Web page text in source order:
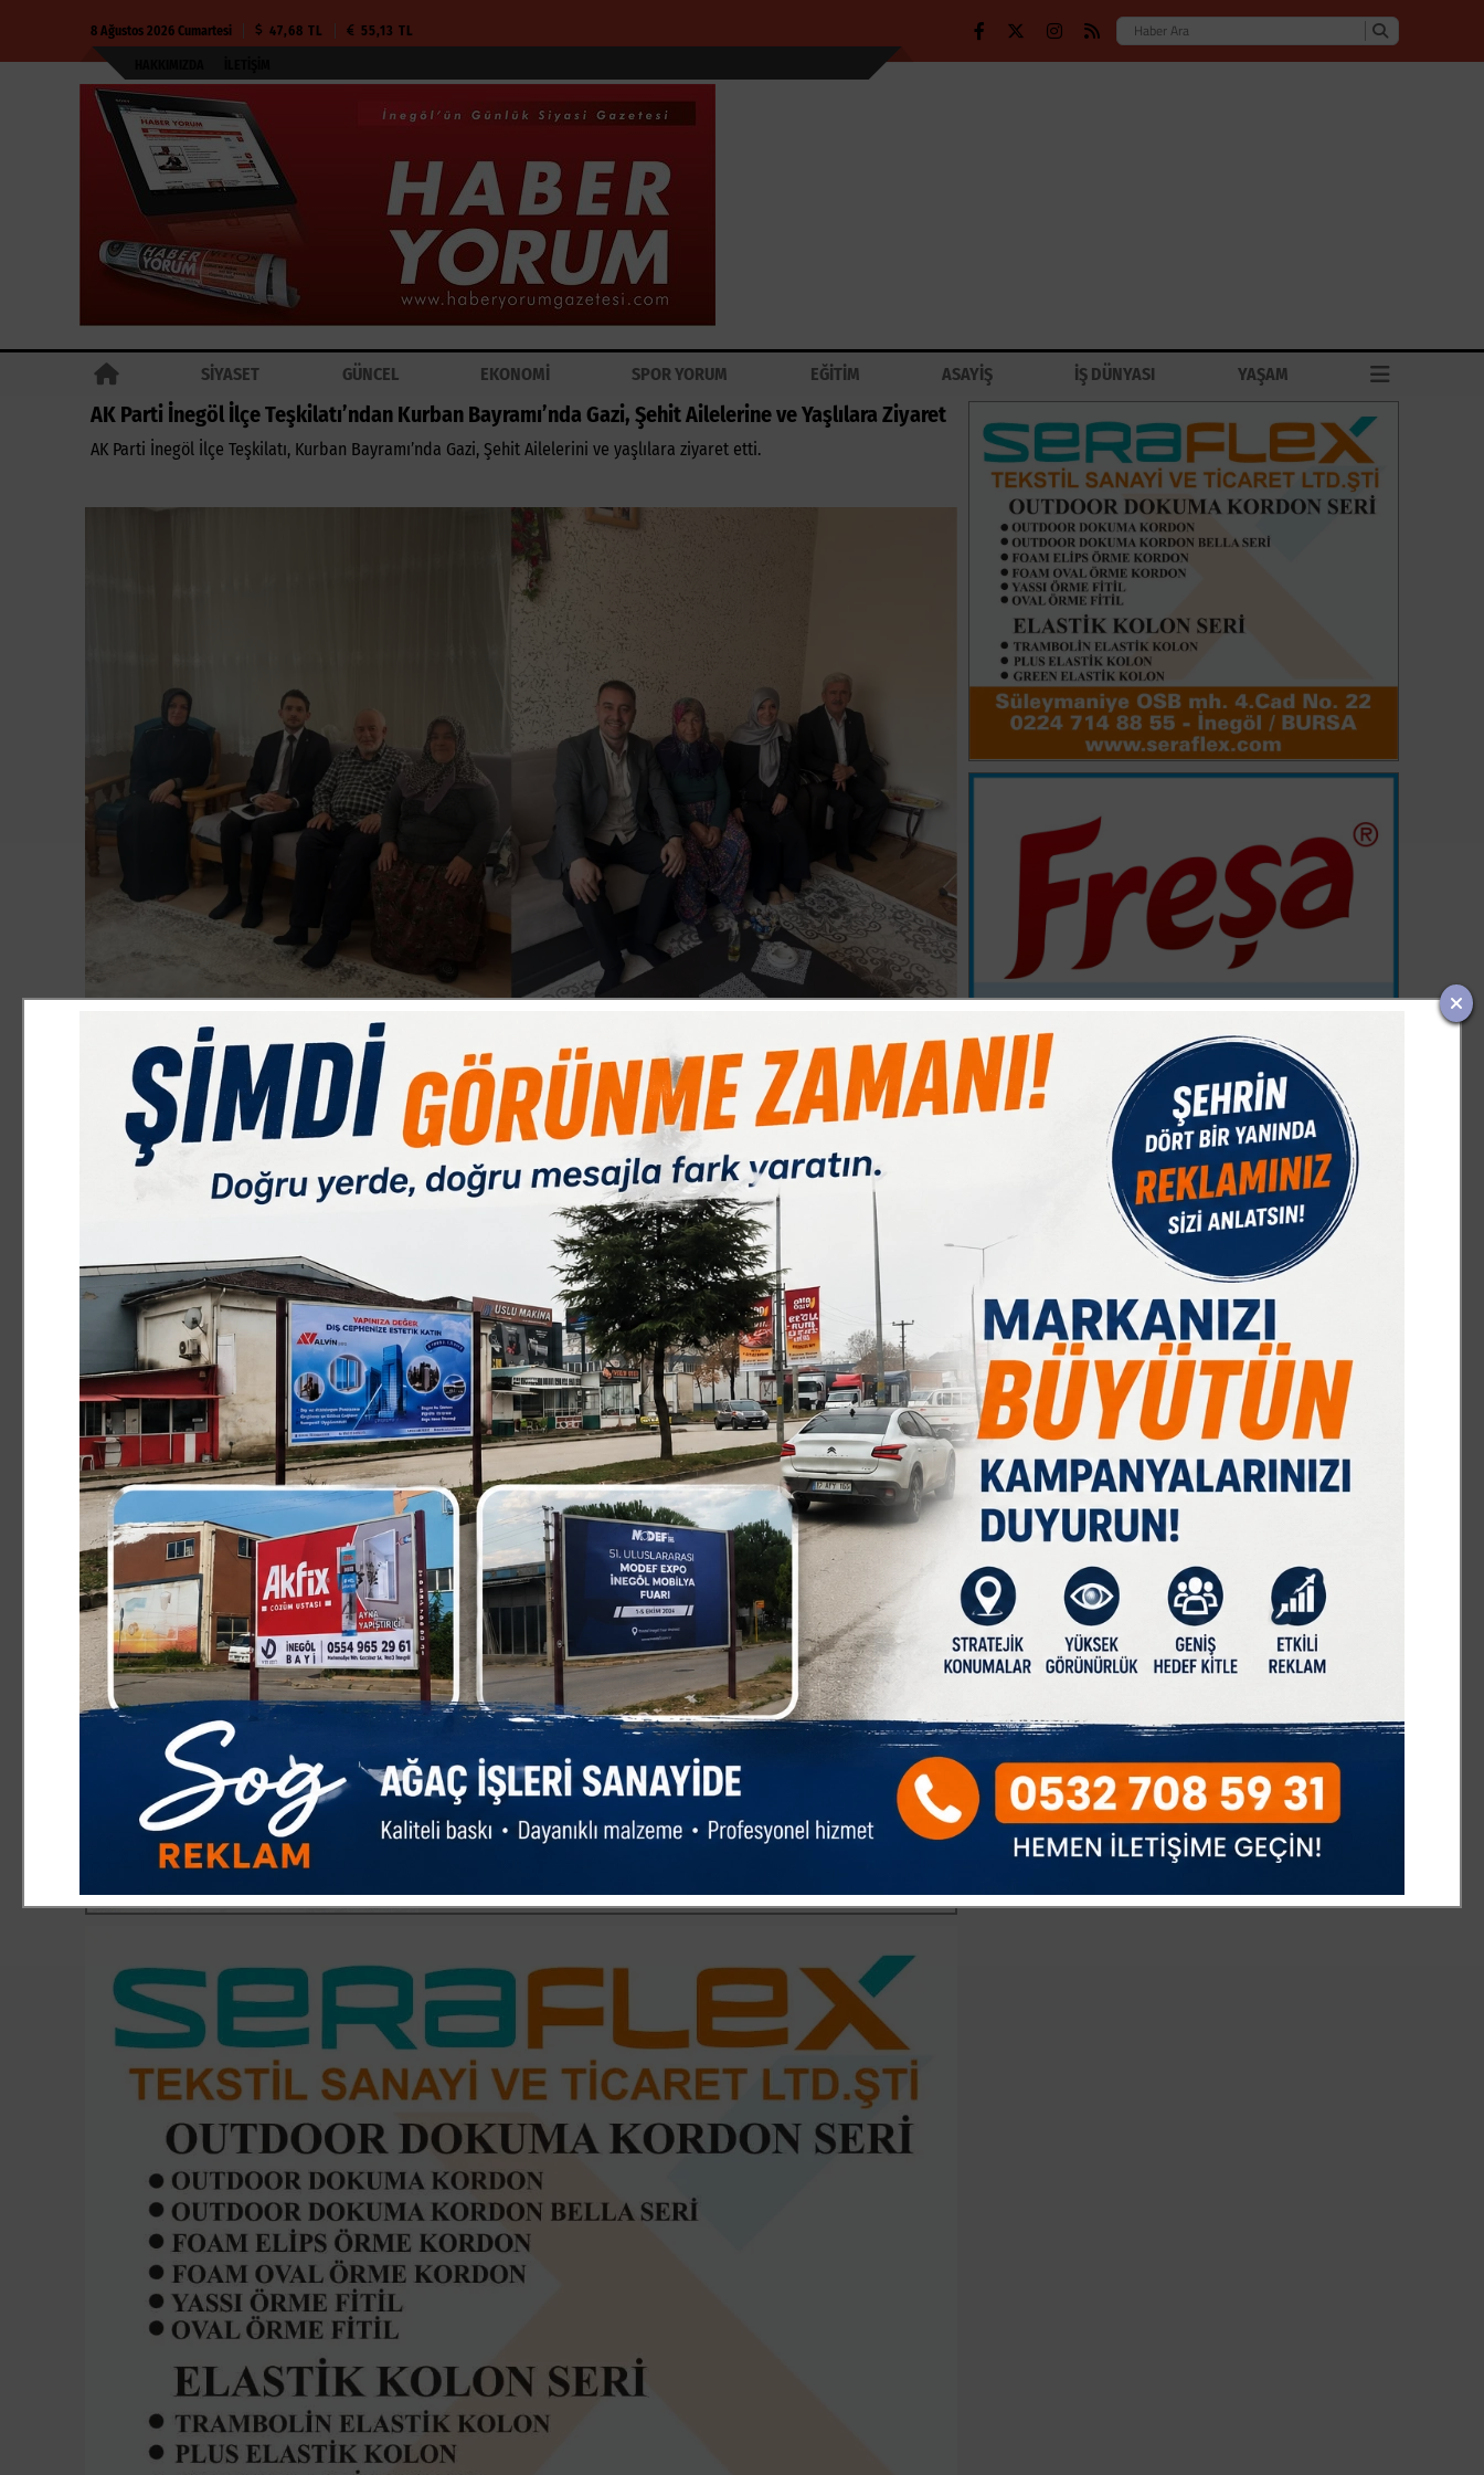
8 Ağustos 2026 Cumartesi 47,68 TL 55,13 TL
SİYASET GÜNCEL EKONOMİ SPOR YORUM EĞİTİM ASAYİŞ İŞ DÜNYASI YAŞAM
AK Parti İnegöl İlçe Teşkilatı’ndan Kurban Bayramı’nda Gazi, Şehit Ailelerine ve Yaşlılara Ziyaret
AK Parti İnegöl İlçe Teşkilatı, Kurban Bayramı’nda Gazi, Şehit Ailelerini ve yaşlılara ziyaret etti.
9.06.2025 18:13:00 0
Paylas Paylas Paylas Paylas Paylas
AK Parti Genel Merkezinin Türkiye genelinde eş zamanlı olarak sürdürdüğü “Gazi ve Şehit Aileleriyle Bayramlaşma
Programı” kapsamında,
AK Parti İnegöl İlçe Teşkilatı Kurban Bayramı’nda anlamlı ziyaretler gerçekleştirdi. Ziyaretlerle ilgili açıklamalarda
bulunan İlçe Başkanı Mustafa Durmuş, şu ifadelere yer verdi: “Vatan uğruna evladını toprağa veren şehidimizin kıymetli
annesi Münire Teyzemizi ziyaret ederek bayramını en kalbi duygularımızla tebrik ettik.
Aziz şehitlerimizin emanetlerine sahip çıkmak, onlara yalnız olmadıklarını hissettirmek en büyük sorumluluğumuzdur.
Cumhurbaşkanımız Sayın Recep Tayyip Erdoğan’ın liderliğinde, devletimiz her daim şehit ailelerinin yanındadır,
yanında olmaya da devam edecektir.”
İlçe Başkanı Durmuş’un öncülüğünde, teşkilat mensuplarının katılımıyla yapılan bayramlaşma programında; ilçede
yaşayan şehit aileleri ve gaziler evlerinde ziyaret edilerek bayramları tebrik edildi. Ziyaretlerde, aziz şehitlerin
emanetlerine gösterilen vefa duygusu ve gazilere duyulan minnet kamuoyuyla paylaşıldı. Bayramlaşma programı
kapsamında ayrıca İnegöl Muharip Gaziler Derneği Temsilciliği de ziyaret edildi. Dernek üyeleriyle bir araya gelen
teşkilat mensupları, gazilere teşekkürlerini iletip bayramlarını kutladı.
İlçe teşkilatı bayram boyunca yalnızca şehit ve gazi ailelerini değil, aynı zamanda ilçedeki yaşlı vatandaşları da
unutmadı. Gerçekleştirilen ev ziyaretlerinde yaşlıların elleri öpülüp bayramları tebrik edilirken, onların duaları alındı.
Teşkilat yetkilileri, yaşlıların toplumun irfanı ve hafızası olduğunu vurgulayarak her zaman yanlarında olmaya devam
edeceklerini ifade etti. AK Parti İnegöl İlçe Teşkilatı’ndan yapılan açıklamada ise, “Bayramlar; hatırlamak, gönül almak,
birlik ve kardeşliği pekiştirmektir. Aziz şehitlerimizi rahmetle, kahraman gazilerimizi minnetle yâd ediyor; kıymetli
ailelerinin ve tüm büyüklerimizin bayramını yürekten kutluyoruz” ifadelerine yer verildi.
DOLAR
47,68
EURO
55,13
% 0,32
GRAM ALTIN
6659,69
% 2,59
Ç. ALTIN
10644,48
% 2,09